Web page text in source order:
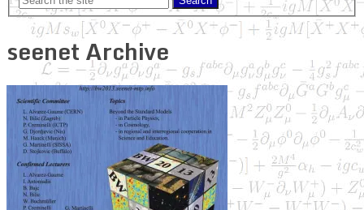
seenet Archive